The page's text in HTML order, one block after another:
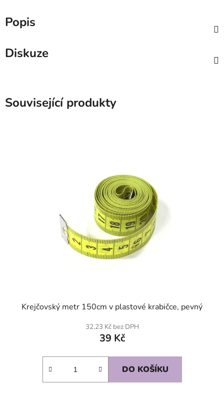
Popis
Diskuze
Související produkty
Krejčovský metr 150cm v plastové krabičce, pevný
32,23 Kč bez DPH
39 Kč
DO KOŠÍKU